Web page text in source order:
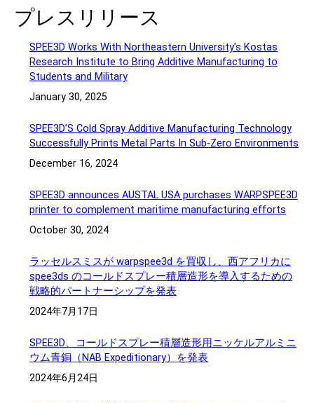
プレスリリース
SPEE3D Works With Northeastern University’s Kostas
Research Institute to Bring Additive Manufacturing to
Students and Military
January 30, 2025
SPEE3D’S Cold Spray Additive Manufacturing Technology
Successfully Prints Metal Parts In Sub-Zero Environments
December 16, 2024
SPEE3D announces AUSTAL USA purchases WARPSPEE3D
printer to complement maritime manufacturing efforts
October 30, 2024
ラッセルスミスが warpspee3d を買収し、西アフリカに
spee3ds のコールドスプレー積層造形を導入するための
戦略的パートナーシップを発表
2024年7月17日
SPEE3D、コールドスプレー積層造形用ニッケルアルミニ
ウム青銅（NAB Expeditionary）を発表
2024年6月24日